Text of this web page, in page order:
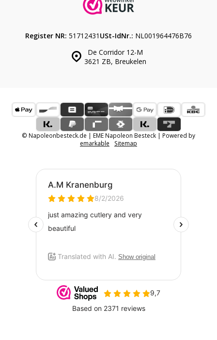
De Corridor 12-M
3621 ZB, Breukelen
Register NR: 51712431 USt-IdNr.: NL001964476B76
© Napoleonbesteck.de | EME Napoleon Besteck | Powered by
emarkable
Sitemap